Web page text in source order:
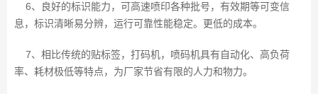
6、良好的标识能力，可高速喷印各种批号，有效期等可变信
息，标识清晰易分辨，运行可靠性能稳定。更低的成本。
7、相比传统的贴标签，打码机，喷码机具有自动化、高负荷
率、耗材极低等特点，为厂家节省有限的人力和物力。